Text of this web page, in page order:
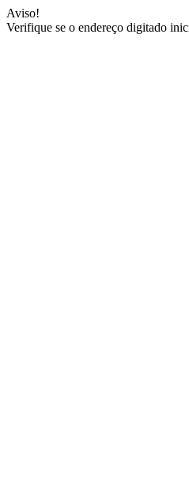
Aviso!
Verifique se o endereço digitado